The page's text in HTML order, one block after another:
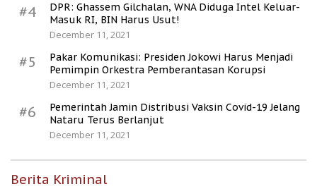
#4
DPR: Ghassem Gilchalan, WNA Diduga Intel Keluar-
Masuk RI, BIN Harus Usut!
December 11, 2021
#5
Pakar Komunikasi: Presiden Jokowi Harus Menjadi
Pemimpin Orkestra Pemberantasan Korupsi
December 11, 2021
#6
Pemerintah Jamin Distribusi Vaksin Covid-19 Jelang
Nataru Terus Berlanjut
December 11, 2021
Berita Kriminal